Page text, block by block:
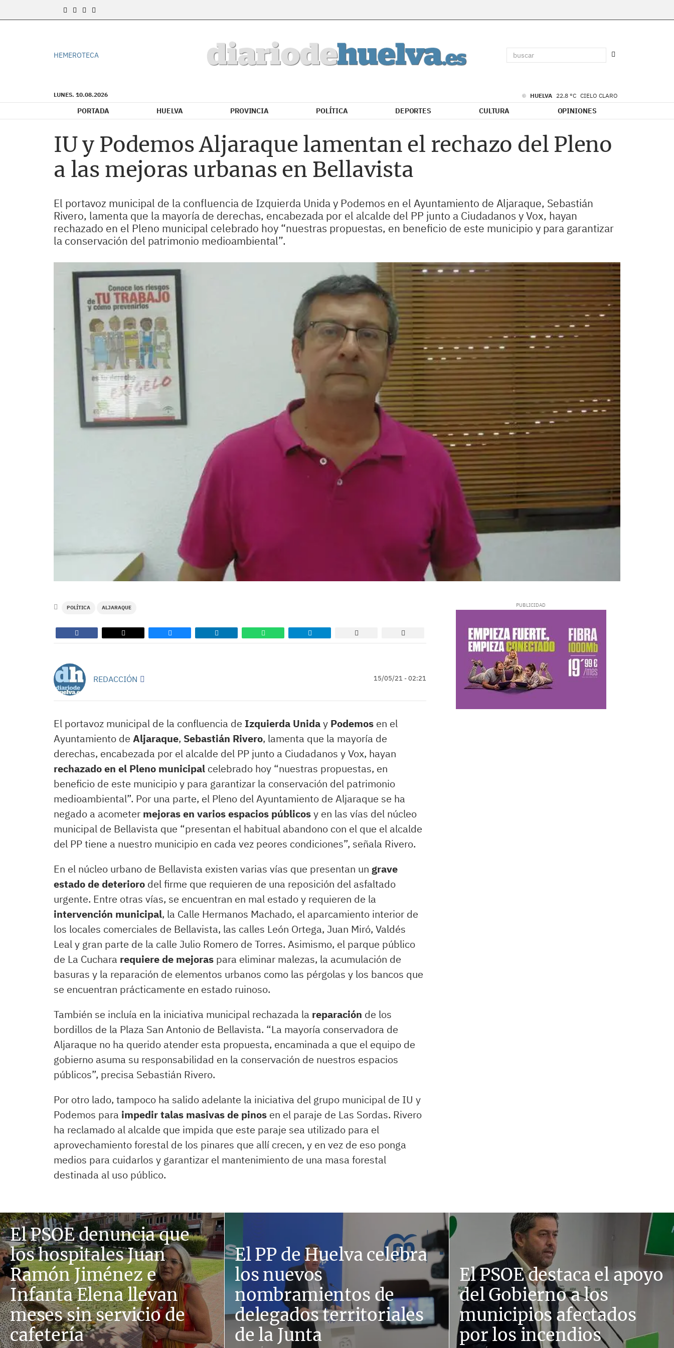
HEMEROTECA
LUNES. 10.08.2026 HUELVA 22.8 °C CIELO CLARO
PORTADA HUELVA PROVINCIA POLÍTICA DEPORTES CULTURA OPINIONES
IU y Podemos Aljaraque lamentan el rechazo del Pleno
a las mejoras urbanas en Bellavista
El portavoz municipal de la confluencia de Izquierda Unida y Podemos en el Ayuntamiento de Aljaraque, Sebastián
Rivero, lamenta que la mayoría de derechas, encabezada por el alcalde del PP junto a Ciudadanos y Vox, hayan
rechazado en el Pleno municipal celebrado hoy “nuestras propuestas, en beneficio de este municipio y para garantizar
la conservación del patrimonio medioambiental”.
POLÍTICA ALJARAQUE
REDACCIÓN 15/05/21 - 02:21
El portavoz municipal de la confluencia de Izquierda Uniday Podemos en el
Ayuntamiento de Aljaraque, Sebastián Rivero, lamenta que la mayoría de
derechas, encabezada por el alcalde del PP junto a Ciudadanos y Vox, hayan
rechazado en el Pleno municipal celebrado hoy “nuestras propuestas, en
beneficio de este municipio y para garantizar la conservación del patrimonio
medioambiental”. Por una parte, el Pleno del Ayuntamiento de Aljaraque se ha
negado a acometer mejoras en varios espacios públicosy en las vías del núcleo
municipal de Bellavista que “presentan el habitual abandono con el que el alcalde
del PP tiene a nuestro municipio en cada vez peores condiciones”, señala Rivero.
En el núcleo urbano de Bellavista existen varias vías que presentan un grave
estado de deterioro del firme que requieren de una reposición del asfaltado
urgente. Entre otras vías, se encuentran en mal estado y requieren de la
intervención municipal, la Calle Hermanos Machado, el aparcamiento interior de
los locales comerciales de Bellavista, las calles León Ortega, Juan Miró, Valdés
Leal y gran parte de la calle Julio Romero de Torres. Asimismo, el parque público
de La Cuchara requiere de mejoras para eliminar malezas, la acumulación de
basuras y la reparación de elementos urbanos como las pérgolas y los bancos que
se encuentran prácticamente en estado ruinoso.
También se incluía en la iniciativa municipal rechazada la reparación de los
bordillos de la Plaza San Antonio de Bellavista. “La mayoría conservadora de
Aljaraque no ha querido atender esta propuesta, encaminada a que el equipo de
gobierno asuma su responsabilidad en la conservación de nuestros espacios
públicos”, precisa Sebastián Rivero.
Por otro lado, tampoco ha salido adelante la iniciativa del grupo municipal de IU y
Podemos para impedir talas masivas de pinos en el paraje de Las Sordas. Rivero
ha reclamado al alcalde que impida que este paraje sea utilizado para el
aprovechamiento forestal de los pinares que allí crecen, y en vez de eso ponga
medios para cuidarlos y garantizar el mantenimiento de una masa forestal
destinada al uso público.
El PSOE denuncia que
los hospitales Juan
Ramón Jiménez e
Infanta Elena llevan
meses sin servicio de
cafetería
El PP de Huelva celebra
los nuevos
nombramientos de
delegados territoriales
de la Junta
El PSOE destaca el apoyo
del Gobierno a los
municipios afectados
por los incendios